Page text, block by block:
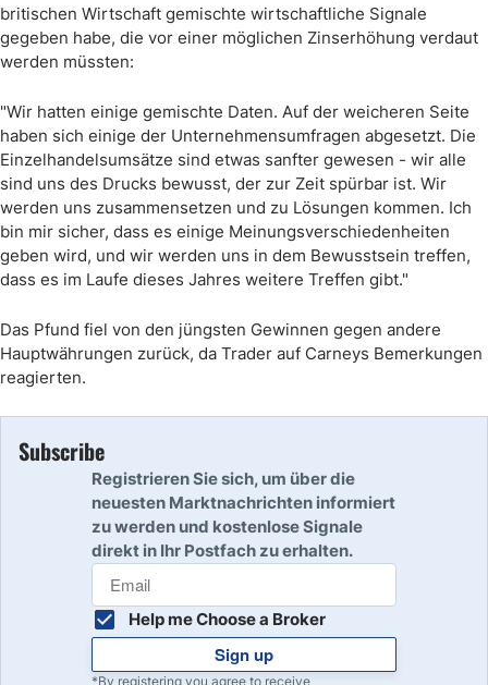
britischen Wirtschaft gemischte wirtschaftliche Signale
gegeben habe, die vor einer möglichen Zinserhöhung verdaut
werden müssten:
"Wir hatten einige gemischte Daten. Auf der weicheren Seite
haben sich einige der Unternehmensumfragen abgesetzt. Die
Einzelhandelsumsätze sind etwas sanfter gewesen - wir alle
sind uns des Drucks bewusst, der zur Zeit spürbar ist. Wir
werden uns zusammensetzen und zu Lösungen kommen. Ich
bin mir sicher, dass es einige Meinungsverschiedenheiten
geben wird, und wir werden uns in dem Bewusstsein treffen,
dass es im Laufe dieses Jahres weitere Treffen gibt."
Das Pfund fiel von den jüngsten Gewinnen gegen andere
Hauptwährungen zurück, da Trader auf Carneys Bemerkungen
reagierten.
Subscribe
Registrieren Sie sich, um über die
neuesten Marktnachrichten informiert
zu werden und kostenlose Signale
direkt in Ihr Postfach zu erhalten.
Help me Choose a Broker
Sign up
*By registering you agree to receive